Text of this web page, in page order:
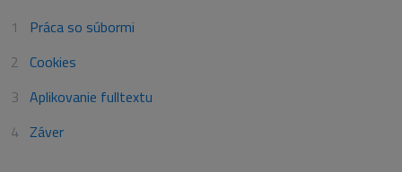
Práca so súbormi
Cookies
Aplikovanie fulltextu
Záver